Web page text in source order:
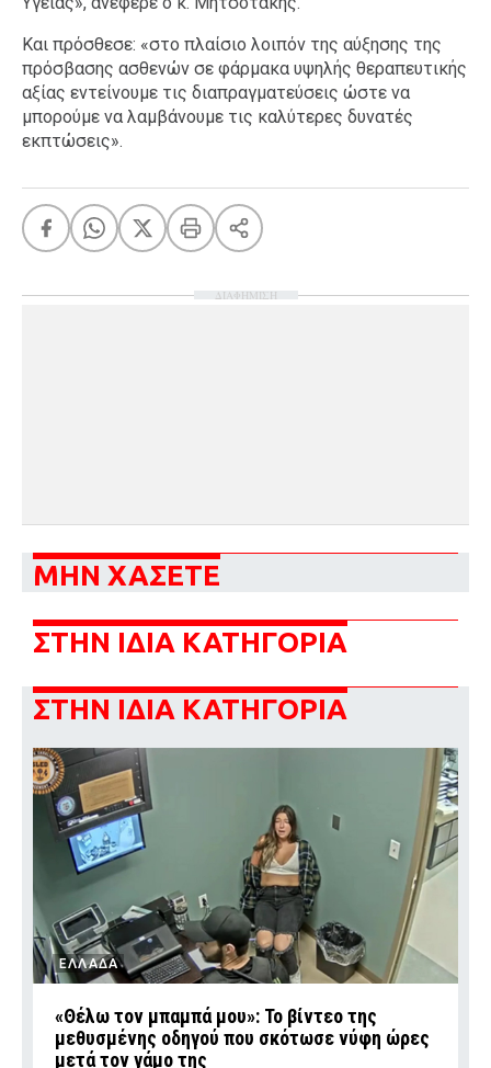
Και πρόσθεσε: «στο πλαίσιο λοιπόν της αύξησης της
πρόσβασης ασθενών σε φάρμακα υψηλής θεραπευτικής
αξίας εντείνουμε τις διαπραγματεύσεις ώστε να
μπορούμε να λαμβάνουμε τις καλύτερες δυνατές
εκπτώσεις».
ΔΙΑΦΗΜΙΣΗ
ΜΗΝ ΧΑΣΕΤΕ
ΣΤΗΝ ΙΔΙΑ ΚΑΤΗΓΟΡΙΑ
ΣΤΗΝ ΙΔΙΑ ΚΑΤΗΓΟΡΙΑ
ΕΛΛΑΔΑ
«Θέλω τον μπαμπά μου»: Το βίντεο της
μεθυσμένης οδηγού που σκότωσε νύφη ώρες
μετά τον γάμο της